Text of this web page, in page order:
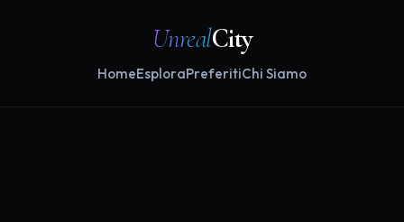
UnrealCity
HomeEsploraPreferitiChi Siamo